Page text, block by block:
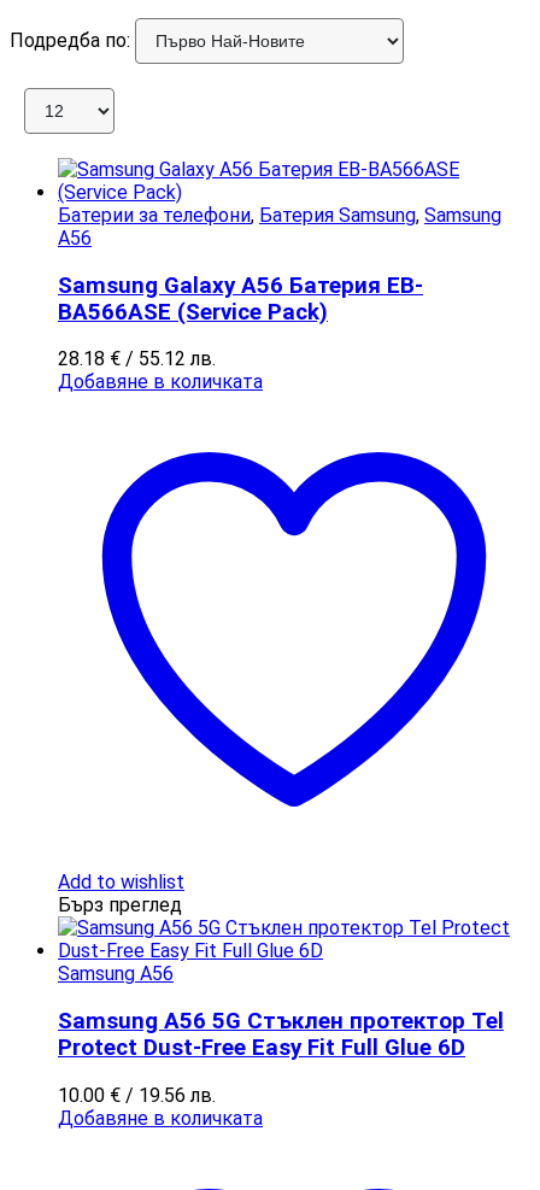
Подредба по:
Батерии за телефони, Батерия Samsung, Samsung
A56
Samsung Galaxy A56 Батерия EB-
BA566ASE (Service Pack)
28.18 € / 55.12 лв.
Добавяне в количката
Add to wishlist
Бърз преглед
Samsung A56
Samsung A56 5G Стъклен протектор Tel
Protect Dust-Free Easy Fit Full Glue 6D
10.00 € / 19.56 лв.
Добавяне в количката